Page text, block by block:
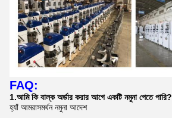
FAQ:
1.আমি কি বাল্ক অর্ডার করার আগে একটি নমুনা পেতে পারি?
হ্যাঁ আমরাসমর্থন নমুনা আদেশ